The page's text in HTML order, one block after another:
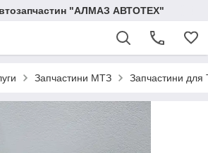
"АЛМАЗ АВТОТЕХ"
Запчастини МТЗ Запчастини